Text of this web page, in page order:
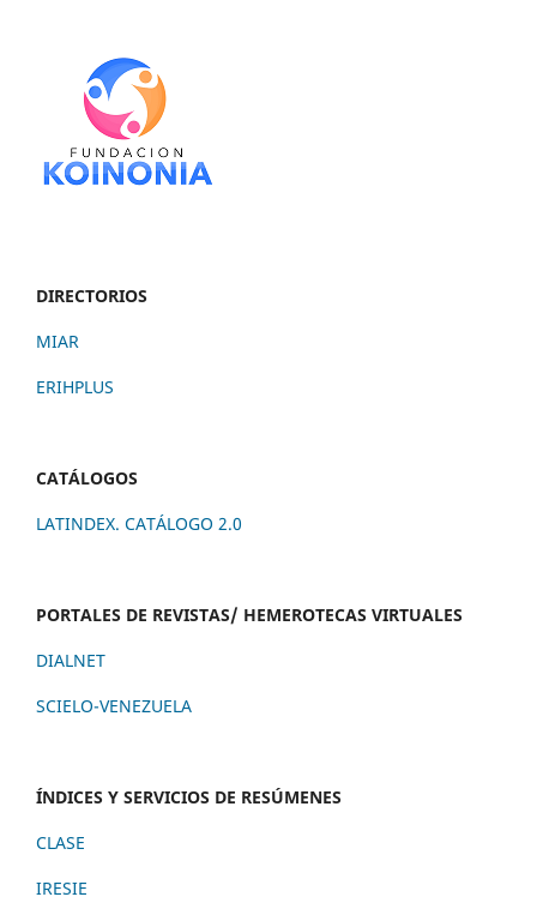
DIRECTORIOS
MIAR
ERIHPLUS
CATÁLOGOS
LATINDEX. CATÁLOGO 2.0
PORTALES DE REVISTAS/ HEMEROTECAS VIRTUALES
DIALNET
SCIELO-VENEZUELA
ÍNDICES Y SERVICIOS DE RESÚMENES
CLASE
IRESIE